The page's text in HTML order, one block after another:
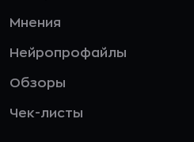
Мнения
Нейропрофайлы
Обзоры
Чек-листы